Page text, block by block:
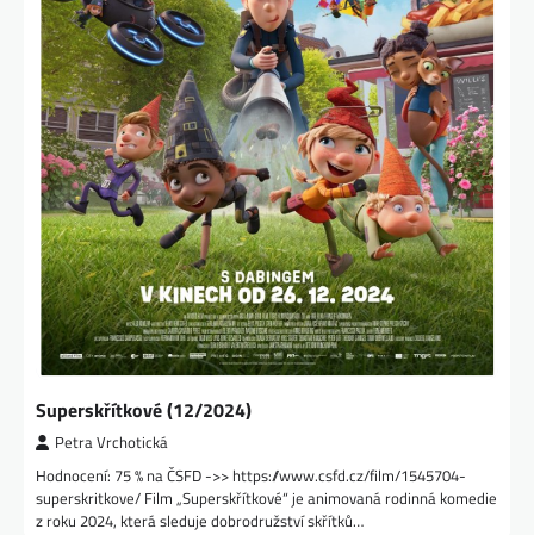
Superskřítkové (12/2024)
Petra Vrchotická
Hodnocení: 75 % na ČSFD ->> https://www.csfd.cz/film/1545704-
superskritkove/ Film „Superskřítkové“ je animovaná rodinná komedie
z roku 2024, která sleduje dobrodružství skřítků…